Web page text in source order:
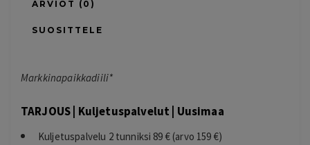
ARVIOT (0)
SUOSITTELE
Markkinapaikkadiili*
TARJOUS | Kuljetuspalvelut | Uusimaa
Kuljetuspalvelu 2 tunniksi 89 € (arvo 159 €)